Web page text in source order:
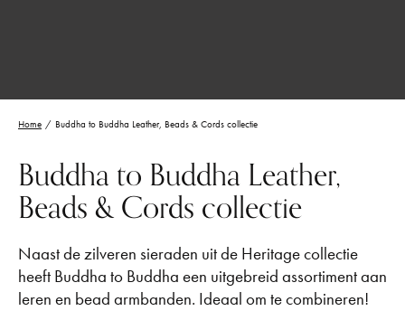
Home / Buddha to Buddha Leather, Beads & Cords collectie
Buddha to Buddha Leather,
Beads & Cords collectie
Naast de zilveren sieraden uit de Heritage collectie
heeft Buddha to Buddha een uitgebreid assortiment aan
leren en bead armbanden. Ideaal om te combineren!